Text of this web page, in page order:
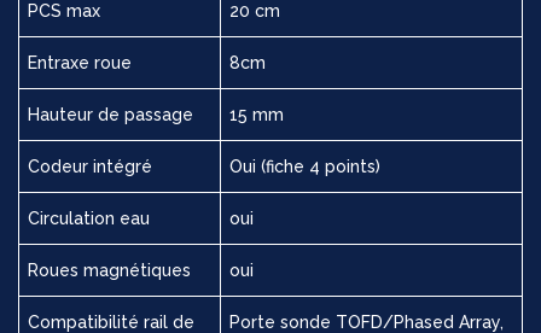
PCS max 20 cm
Entraxe roue 8cm
Hauteur de passage 15 mm
Codeur intégré Oui (fiche 4 points)
Circulation eau oui
Roues magnétiques oui
Compatibilité rail de
Porte sonde TOFD/Phased Array,